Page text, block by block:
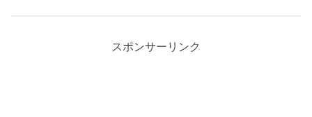
スポンサーリンク